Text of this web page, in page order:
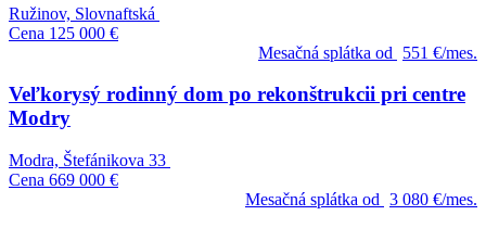
Ružinov, Slovnaftská
Cena 125 000 €
Mesačná splátka od
551 €/mes.
Veľkorysý rodinný dom po rekonštrukcii pri centre
Modry
Modra, Štefánikova 33
Cena 669 000 €
Mesačná splátka od 3 080 €/mes.